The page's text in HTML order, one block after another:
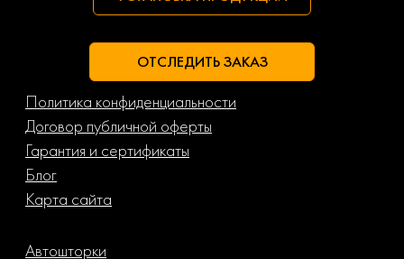
ОТСЛЕДИТЬ ЗАКАЗ
Политика конфиденциальности
Договор публичной оферты
Гарантия и сертификаты
Блог
Карта сайта
Автошторки